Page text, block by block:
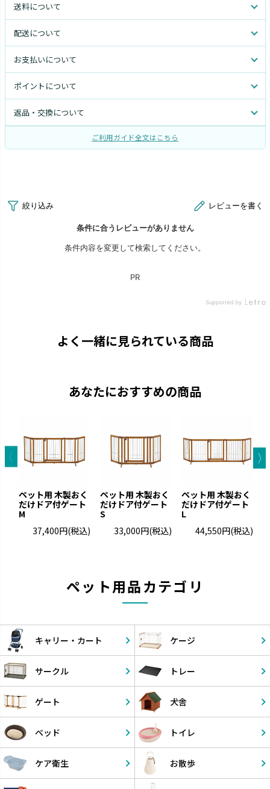
送料について
配送について
お支払いについて
ポイントについて
返品・交換について
ご利用ガイド全文はこちら
よく一緒に見られている商品
あなたにおすすめの商品
ペット用 木製おく
だけドア付ゲート
M
37,400円(税込)
ペット用 木製おく
だけドア付ゲート
S
33,000円(税込)
ペット用 木製おく
だけドア付ゲート
L
44,550円(税込)
ペット用品カテゴリ
キャリー・ カート ケージ
サークル トレー
ゲート 犬舎
ベッド トイレ
ケア衛生 お散歩